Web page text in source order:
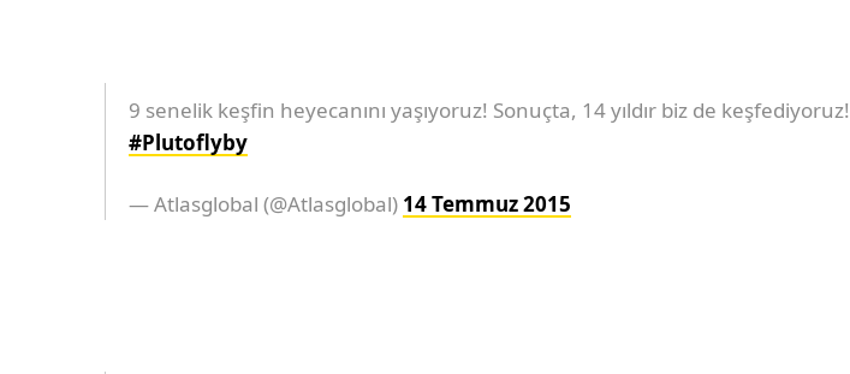
9 senelik keşfin heyecanını yaşıyoruz! Sonuçta, 14 yıldır biz de keşfediyoruz!
#Plutoflyby
— Atlasglobal (@Atlasglobal) 14 Temmuz 2015